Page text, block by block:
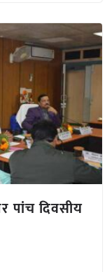
पांच दिवसीय